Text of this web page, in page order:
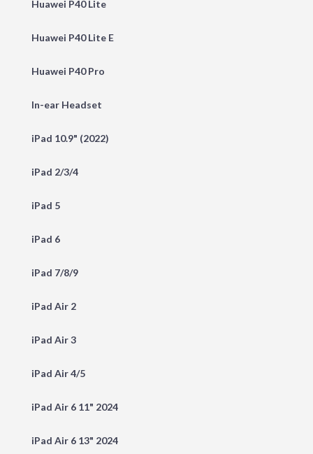
Huawei P40 Lite
Huawei P40 Lite E
Huawei P40 Pro
In-ear Headset
iPad 10.9" (2022)
iPad 2/3/4
iPad 5
iPad 6
iPad 7/8/9
iPad Air 2
iPad Air 3
iPad Air 4/5
iPad Air 6 11" 2024
iPad Air 6 13" 2024